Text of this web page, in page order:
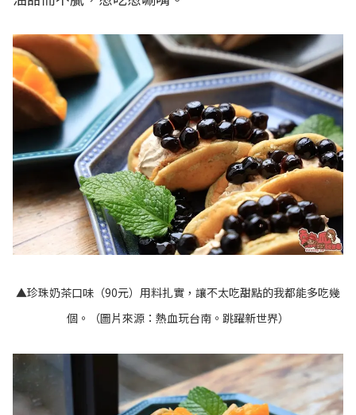
▲珍珠奶茶口味（90元）用料扎實，讓不太吃甜點的我都能多吃幾
個。（圖片來源： 熱血玩台南。跳躍新世界）